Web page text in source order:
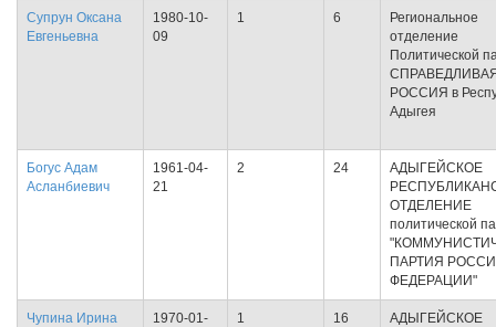
Супрун Оксана
Евгеньевна
1980-10-
09
1 6
Региональное
отделение
Политической
РОССИЯ в
Адыгея
Богус Адам
Асланбиевич
1961-04-
21
2 24
АДЫГЕЙСКОЕ
ОТДЕЛЕНИЕ
политической
ПАРТИЯ
ФЕДЕРАЦИИ"
Чупина Ирина
1970-01-
1 16
АДЫГЕЙСКОЕ